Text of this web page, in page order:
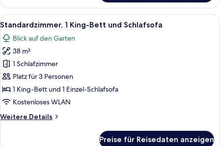
Zimmer,
2 Einzelbetten
(Club
Alle
Fotos
für
Standardzimmer,
1 King-
Bett
und
Schlafsofa
Ein Hotelzimmer mit einem großen
8
Standardzimmer, 1 King-Bett und Schlafsofa
Blick auf den Garten
38 m²
1 Schlafzimmer
Platz für 3 Personen
1 King-Bett und 1 Einzel-Schlafsofa
Kostenloses WLAN
Weitere Details
Weitere
Preise für Reisedaten anzeigen